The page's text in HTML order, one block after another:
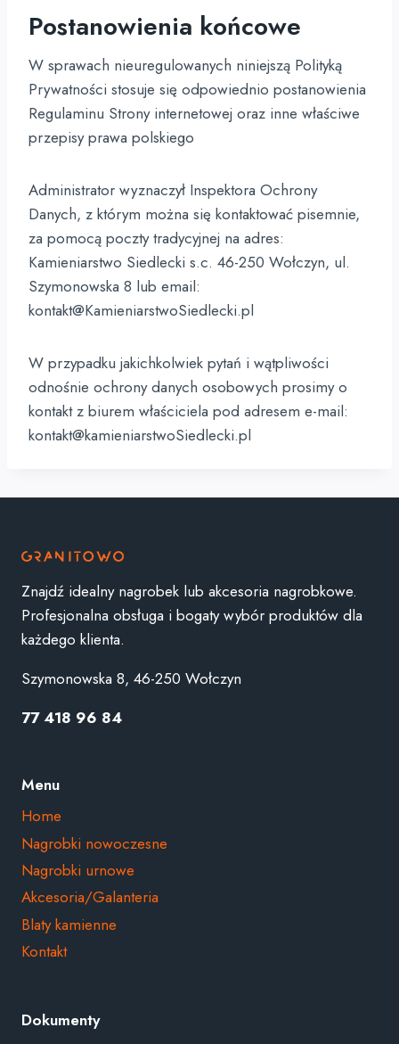
Postanowienia końcowe
W sprawach nieuregulowanych niniejszą Polityką
Prywatności stosuje się odpowiednio postanowienia
Regulaminu Strony internetowej oraz inne właściwe
przepisy prawa polskiego
Administrator wyznaczył Inspektora Ochrony
Danych, z którym można się kontaktować pisemnie,
za pomocą poczty tradycyjnej na adres:
Kamieniarstwo Siedlecki s.c. 46-250 Wołczyn, ul.
Szymonowska 8 lub email:
kontakt@KamieniarstwoSiedlecki.pl
W przypadku jakichkolwiek pytań i wątpliwości
odnośnie ochrony danych osobowych prosimy o
kontakt z biurem właściciela pod adresem e-mail:
kontakt@kamieniarstwoSiedlecki.pl
Znajdź idealny nagrobek lub akcesoria nagrobkowe.
Profesjonalna obsługa i bogaty wybór produktów dla
każdego klienta.
Szymonowska 8, 46-250 Wołczyn
77 418 96 84
Menu
Home
Nagrobki nowoczesne
Nagrobki urnowe
Akcesoria/Galanteria
Blaty kamienne
Kontakt
Dokumenty